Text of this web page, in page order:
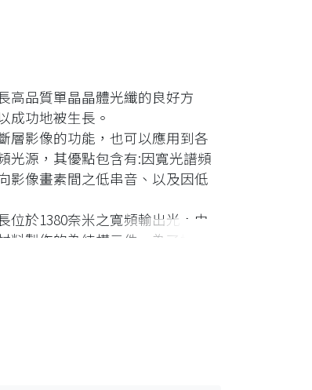
高品質單晶晶體光纖的良好方
成功地被生長。
層影像的功能，也可以應用到各
光源，其優點包含有:因寬光譜頻
影像畫素間之低串音、以及因低
於1380奈米之寬頻輸出光，由
製作的為結構元件，為了提升
摻鉻釔鋁石榴石雙纖衣晶體光
達3.6微米，其縱向影像畫素間
-32.9 dB。
生物組織的光源，可以達到較大
化變成四價鈦離子，為了有效
退火兩種製程皆可還原三價鈦
使用446奈米半導體雷射為激發